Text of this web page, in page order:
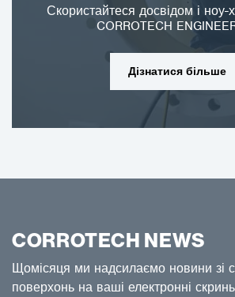
Скористайтеся досвідом і ноу-
CORROTECH
Дізнатися більше
CORROTECH NEWS
Щомісяця ми надсилаємо новини зі
поверхонь на ваші електронні